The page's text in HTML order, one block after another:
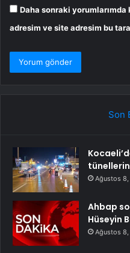
Daha sonraki yorumlarımda
adresim ve site adresim bu
Son
Ağustos
Ahbap
Hüseyin
Ağustos